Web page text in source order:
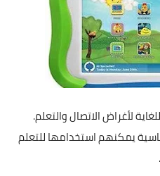
لأغراض الاتصال والتعلم.
يمكنهم استخدامها للتعلم